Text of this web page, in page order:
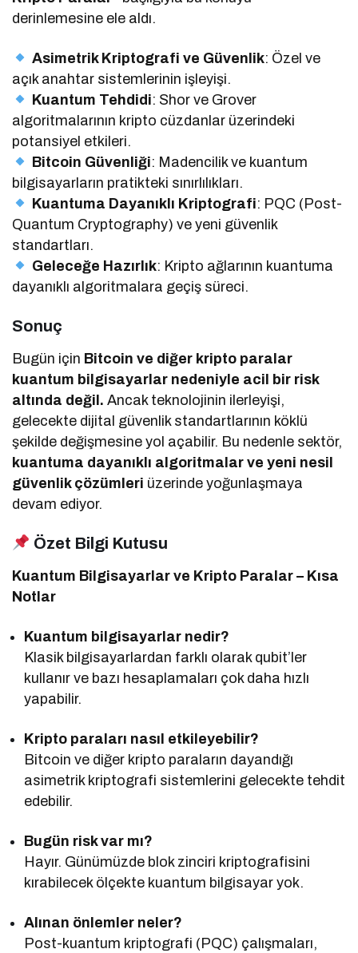
derinlemesine ele aldı.
Asimetrik Kriptografi ve Güvenlik: Özel ve
açık anahtar sistemlerinin işleyişi.
Kuantum Tehdidi: Shor ve Grover
algoritmalarının kripto cüzdanlar üzerindeki
potansiyel etkileri.
Bitcoin Güvenliği: Madencilik ve kuantum
bilgisayarların pratikteki sınırlılıkları.
Kuantuma Dayanıklı Kriptografi: PQC (Post-
Quantum Cryptography) ve yeni güvenlik
standartları.
Geleceğe Hazırlık: Kripto ağlarının kuantuma
dayanıklı algoritmalara geçiş süreci.
Sonuç
Bugün için Bitcoin ve diğer kripto paralar
kuantum bilgisayarlar nedeniyle acil bir risk
altında değil. Ancak teknolojinin ilerleyişi,
gelecekte dijital güvenlik standartlarının köklü
şekilde değişmesine yol açabilir. Bu nedenle sektör,
kuantuma dayanıklı algoritmalar ve yeni nesil
güvenlik çözümleri üzerinde yoğunlaşmaya
devam ediyor.
Özet Bilgi Kutusu
Kuantum Bilgisayarlar ve Kripto Paralar – Kısa
Notlar
Kuantum bilgisayarlar nedir?
Klasik bilgisayarlardan farklı olarak qubit’ler
kullanır ve bazı hesaplamaları çok daha hızlı
yapabilir.
Kripto paraları nasıl etkileyebilir?
Bitcoin ve diğer kripto paraların dayandığı
asimetrik kriptografi sistemlerini gelecekte tehdit
edebilir.
Bugün risk var mı?
Hayır. Günümüzde blok zinciri kriptografisini
kırabilecek ölçekte kuantum bilgisayar yok.
Alınan önlemler neler?
Post-kuantum kriptografi (PQC) çalışmaları,